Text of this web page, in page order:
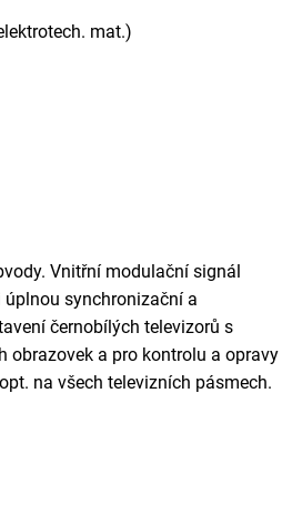
mat.)
Vnitřní modulační signál
synchronizační a
černobílých televizorů s
obrazovek a pro kontrolu a opravy
na všech televizních pásmech.